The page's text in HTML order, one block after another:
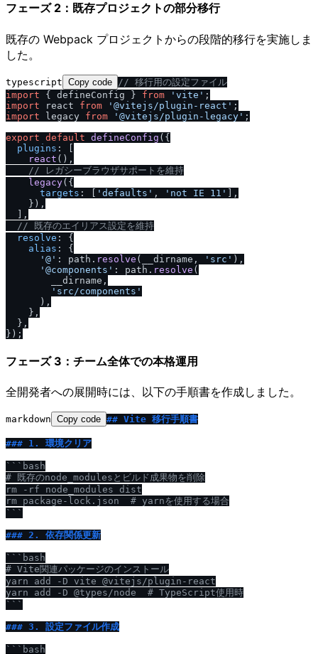
フェーズ 2：既存プロジェクトの部分移行
既存の Webpack プロジェクトからの段階的移行を実施しま
した。
typescript Copy code / / 移行用の設定ファイル
import { defineConfig } from 'vite'
import react from '@vitejs /plugin-react'
import legacy from '@vitejs /plugin-legacy' ;
export default defineConfig ({
plugins : [
react (),
/ / レガシーブラウザサポートを維持
legacy({
targets : [ 'defaults' , 'not IE 11' ],
    }),
  ],
/ / 既存のエイリアス設定を維持
resolve : {
alias : {
'@' : path. resolve (__dirname, 'src' ),
'@components' : path. resolve (
        __dirname,
'src /components'
      ),
    },
  },
フェーズ 3：チーム全体での本格運用
全開発者への展開時には、以下の手順書を作成しました。
markdown Copy code ## Vite 移行手順書
### 1. 環境クリア
```bash
# 既存のnode_modulesとビルド成果物を削除
rm -rf node_modules dist
rm package-lock.json  # yarnを使用する場合
```
### 2. 依存関係更新
```bash
# Vite関連パッケージのインストール
yarn add -D vite @vitejs/plugin-react
yarn add -D @types/node  # TypeScript使用時
```
### 3. 設定ファイル作成
```bash